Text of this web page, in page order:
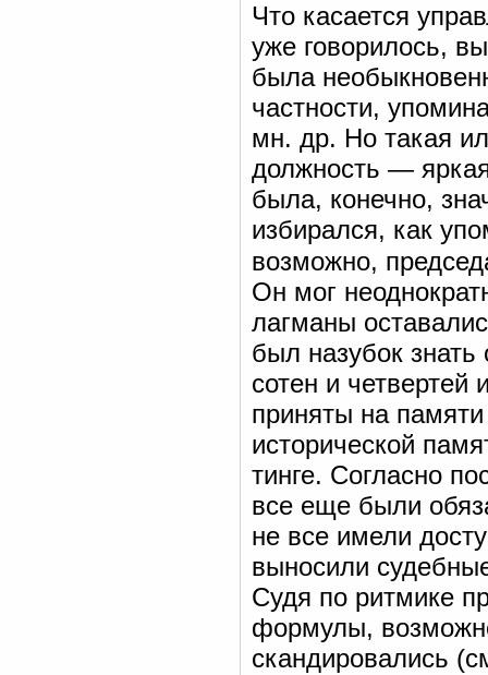
Что касается
уже говорилось,
была
частности,
мн. др. Но такая
должность —
была, конечно,
избирался, как
возможно,
Он мог
лагманы
был назубок
сотен и
приняты на памяти
исторической
тинге. Согласно
все еще были
не все имели
выносили
Судя по ритмике
формулы,
скандировались